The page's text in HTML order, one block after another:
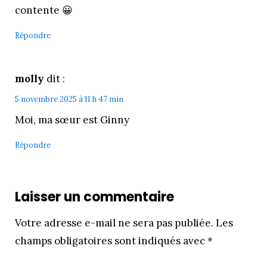
contente 😀
Répondre
molly dit :
5 novembre 2025 à 11 h 47 min
Moi, ma sœur est Ginny
Répondre
Laisser un commentaire
Votre adresse e-mail ne sera pas publiée. Les
champs obligatoires sont indiqués avec*